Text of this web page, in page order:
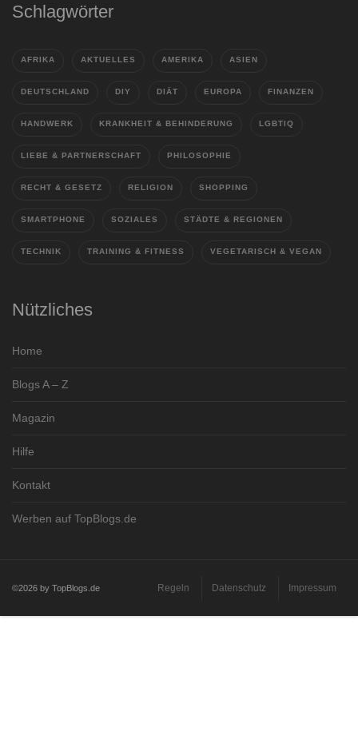
Schlagwörter
AFRIKA AKTUELLES AMERIKA ASIEN
DEUTSCHLAND DIY DIÄT EUROPA FINANZEN
HANDWERK KRANKHEIT & BEHINDERUNG LGBTIQ
LIEBE & PARTNERSCHAFT PHILOSOPHIE
RECHT & GESETZ RELIGION SHOPPING
SMARTPHONE SOZIALES STÄDTE & REGIONEN
TECHNIK TRAINING & FITNESS VEGETARISCH & VEGAN
Nützliches
Home
Blogs A – Z
Magazin
Hilfe
Kontakt
Werben auf TopBlogs.de
©2026 by TopBlogs.de Regeln Datenschutz Impressum